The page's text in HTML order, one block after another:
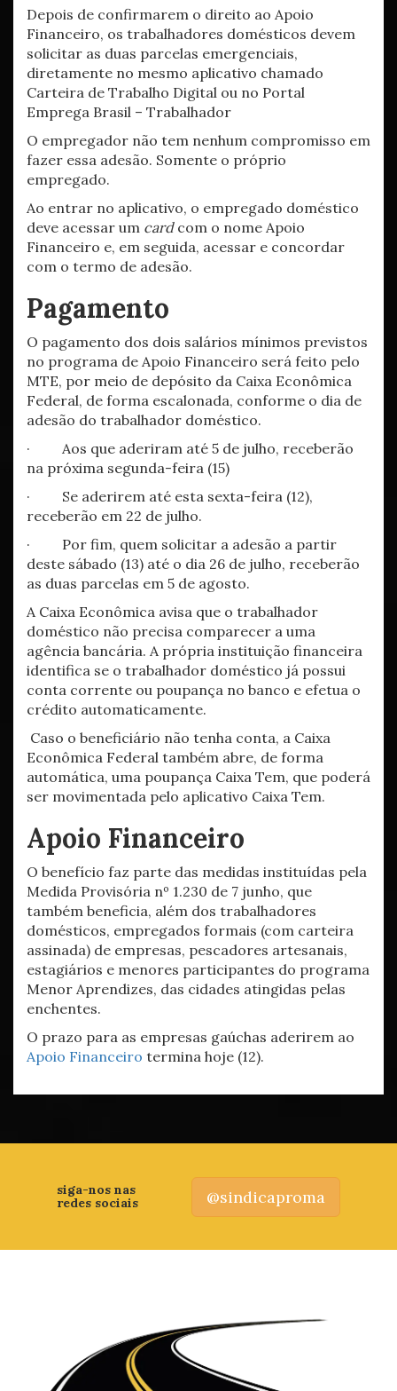
Depois de confirmarem o direito ao Apoio
Financeiro, os trabalhadores domésticos devem
solicitar as duas parcelas emergenciais,
diretamente no mesmo aplicativo chamado
Carteira de Trabalho Digital ou no Portal
Emprega Brasil – Trabalhador
O empregador não tem nenhum compromisso em
fazer essa adesão. Somente o próprio
empregado.
Ao entrar no aplicativo, o empregado doméstico
deve acessar um cardcom o nome Apoio
Financeiro e, em seguida, acessar e concordar
com o termo de adesão.
Pagamento
O pagamento dos dois salários mínimos previstos
no programa de Apoio Financeiro será feito pelo
MTE, por meio de depósito da Caixa Econômica
Federal, de forma escalonada, conforme o dia de
adesão do trabalhador doméstico.
· Aos que aderiram até 5 de julho, receberão
na próxima segunda-feira (15)
· Se aderirem até esta sexta-feira (12),
receberão em 22 de julho.
· Por fim, quem solicitar a adesão a partir
deste sábado (13) até o dia 26 de julho, receberão
as duas parcelas em 5 de agosto.
A Caixa Econômica avisa que o trabalhador
doméstico não precisa comparecer a uma
agência bancária. A própria instituição financeira
identifica se o trabalhador doméstico já possui
conta corrente ou poupança no banco e efetua o
crédito automaticamente.
Caso o beneficiário não tenha conta, a Caixa
Econômica Federal também abre, de forma
automática, uma poupança Caixa Tem, que poderá
ser movimentada pelo aplicativo Caixa Tem.
Apoio Financeiro
O benefício faz parte das medidas instituídas pela
Medida Provisória nº 1.230 de 7 junho, que
também beneficia, além dos trabalhadores
domésticos, empregados formais (com carteira
assinada) de empresas, pescadores artesanais,
estagiários e menores participantes do programa
Menor Aprendizes, das cidades atingidas pelas
enchentes.
O prazo para as empresas gaúchas aderirem ao
Apoio Financeiro termina hoje (12).
siga-nos nas
redes sociais
@sindicaproma